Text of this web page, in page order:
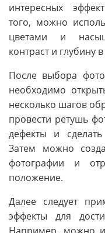
интересных
того, можно
цветами и
контраст и глубину
После выбора
необходимо
несколько шагов
провести ретушь
дефекты и
Затем можно
фотографии и
положение.
Далее следует
эффекты для
Например, можно